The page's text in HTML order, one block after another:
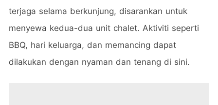
terjaga selama berkunjung, disarankan untuk
menyewa kedua-dua unit chalet. Aktiviti seperti
BBQ, hari keluarga, dan memancing dapat
dilakukan dengan nyaman dan tenang di sini.